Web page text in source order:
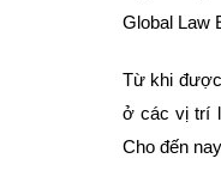
Global Law
Từ khi được
ở các vị trí
Cho đến